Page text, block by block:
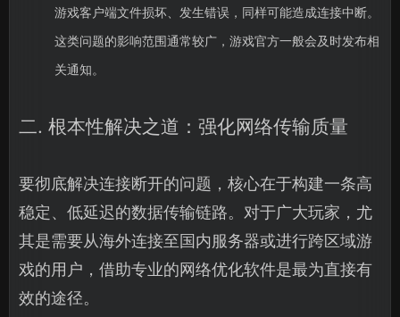
游戏客户端文件损坏、发生错误，同样可能造成连接中断。
这类问题的影响范围通常较广，游戏官方一般会及时发布相
关通知。
二. 根本性解决之道：强化网络传输质量
要彻底解决连接断开的问题，核心在于构建一条高
稳定、低延迟的数据传输链路。对于广大玩家，尤
其是需要从海外连接至国内服务器或进行跨区域游
戏的用户，借助专业的网络优化软件是最为直接有
效的途径。